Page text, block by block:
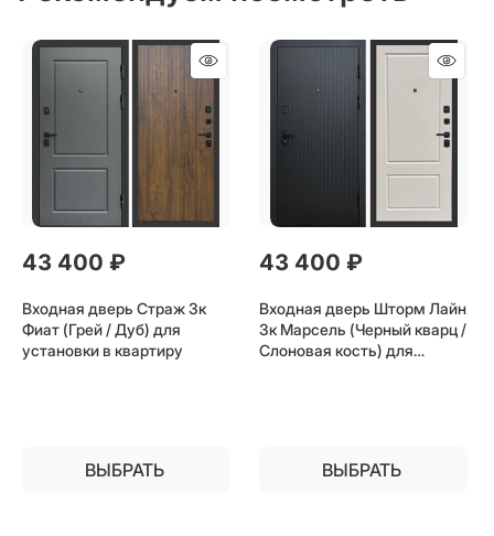
43 400 ₽
Входная дверь Страж 3к
Фиат (Грей / Дуб) для
установки в квартиру
ВЫБРАТЬ
43 400 ₽
Входная дверь Шторм Лайн
3к Марсель (Черный кварц /
Слоновая кость) для
ВЫБРАТЬ